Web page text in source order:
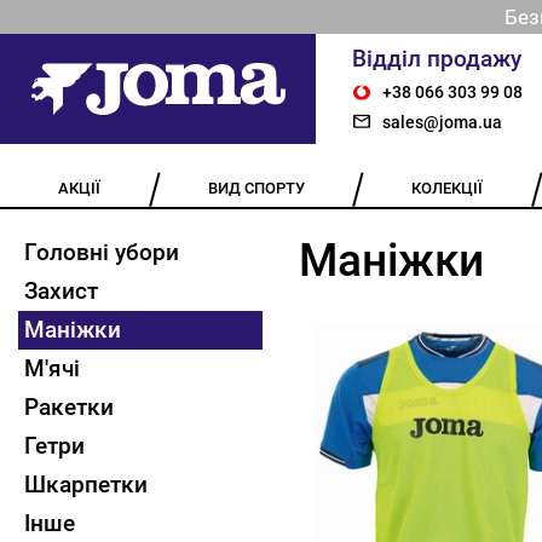
Відділ продажу
+38 066 303 99 08
sales@joma.ua
АКЦІЇ ВИД СПОРТУ КОЛЕКЦІЇ
Головні убори
Захист
Маніжки
М'ячі
Ракетки
Гетри
Шкарпетки
Інше
Маніжки